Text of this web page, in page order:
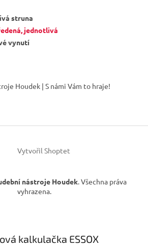
struna
jednotlivá
vynutí
Houdek | S námi Vám to hraje!
Vytvořil Shoptet
nástroje Houdek. Všechna práva
vyhrazena.
kalkulačka ESSOX